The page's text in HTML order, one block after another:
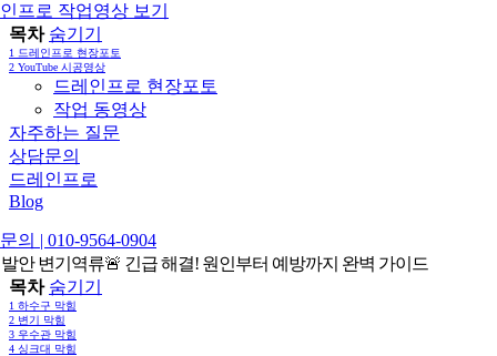
프로 작업영상 보기
목차 숨기기
1 드레인프로 현장포토
2 YouTube 시공영상
드레인프로 현장포토
작업 동영상
자주하는 질문
상담문의
드레인프로
Blog
의 | 010-9564-0904
안 변기역류🚨 긴급 해결! 원인부터 예방까지 완벽 가이드
목차 숨기기
1 하수구 막힘
2 변기 막힘
3 우수관 막힘
4 싱크대 막힘